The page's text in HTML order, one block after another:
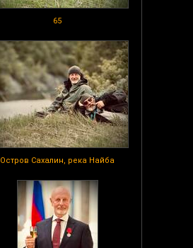
65
Остров Сахалин, река Найба